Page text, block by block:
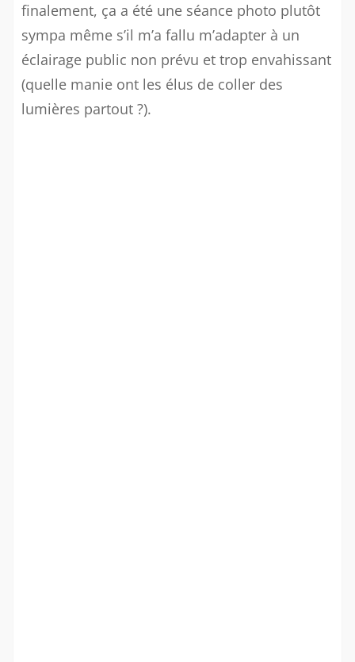
finalement, ça a été une séance photo plutôt
sympa même s’il m’a fallu m’adapter à un
éclairage public non prévu et trop envahissant
(quelle manie ont les élus de coller des
lumières partout ?).